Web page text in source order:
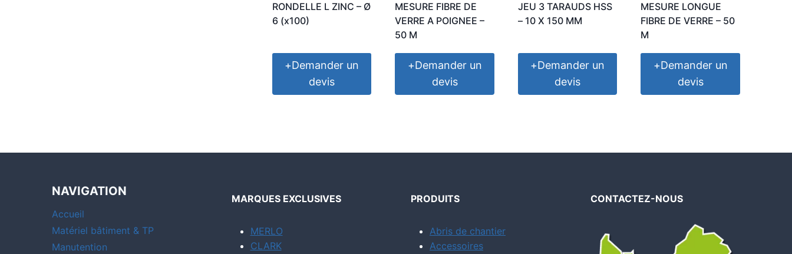
RONDELLE L ZINC – Ø
6 (x100)
+Demander un
devis
MESURE FIBRE DE
VERRE A POIGNEE –
50 M
+Demander un
devis
JEU 3 TARAUDS HSS
– 10 X 150 MM
+Demander un
devis
MESURE LONGUE
FIBRE DE VERRE – 50
M
+Demander un
devis
NAVIGATION
Accueil
Matériel bâtiment & TP
Manutention
MARQUES EXCLUSIVES
MERLO
CLARK
PRODUITS
Abris de chantier
Accessoires
CONTACTEZ-NOUS